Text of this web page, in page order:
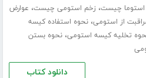
استوما چیست، زخم استومی چیست، عوارض
از استومی،نحوه استفاده کیسه
تخلیه کیسه استومی،نحوه بستن
دانلود کتاب